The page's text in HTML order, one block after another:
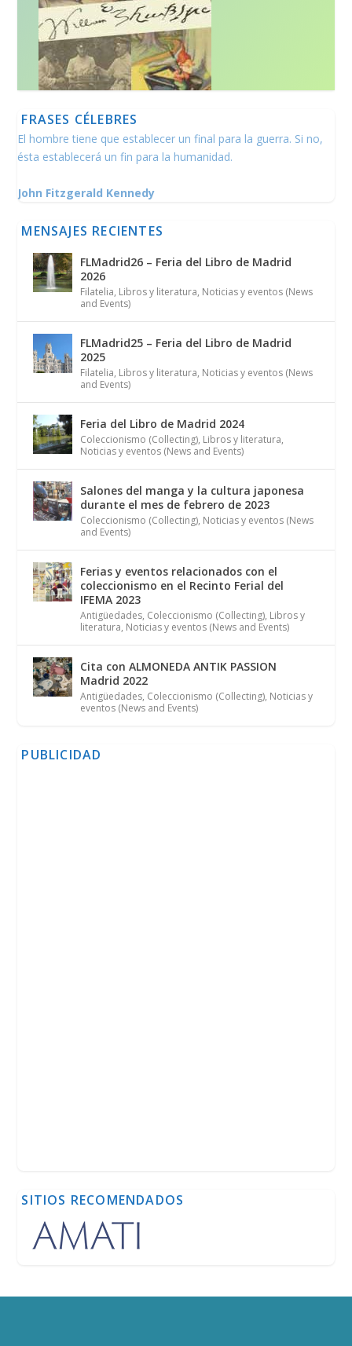
FRASES CÉLEBRES
El hombre tiene que establecer un final para la guerra. Si no,
ésta establecerá un fin para la humanidad.
John Fitzgerald Kennedy
MENSAJES RECIENTES
FLMadrid26 – Feria del Libro de Madrid
2026
Filatelia, Libros y literatura, Noticias y eventos (News
and Events)
FLMadrid25 – Feria del Libro de Madrid
2025
Filatelia, Libros y literatura, Noticias y eventos (News
and Events)
Feria del Libro de Madrid 2024
Coleccionismo (Collecting), Libros y literatura,
Noticias y eventos (News and Events)
Salones del manga y la cultura japonesa
durante el mes de febrero de 2023
Coleccionismo (Collecting), Noticias y eventos (News
and Events)
Ferias y eventos relacionados con el
coleccionismo en el Recinto Ferial del
IFEMA 2023
Antigüedades, Coleccionismo (Collecting), Libros y
literatura, Noticias y eventos (News and Events)
Cita con ALMONEDA ANTIK PASSION
Madrid 2022
Antigüedades, Coleccionismo (Collecting), Noticias y
eventos (News and Events)
PUBLICIDAD
SITIOS RECOMENDADOS